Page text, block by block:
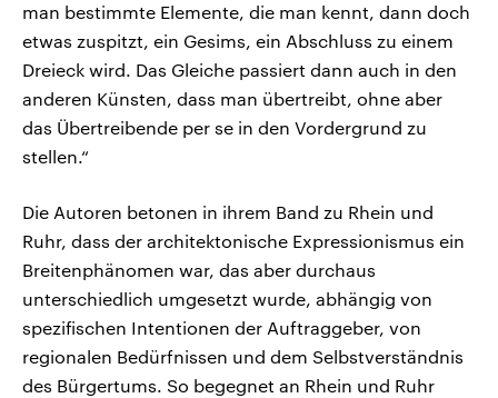
man bestimmte Elemente, die man kennt, dann doch
etwas zuspitzt, ein Gesims, ein Abschluss zu einem
Dreieck wird. Das Gleiche passiert dann auch in den
anderen Künsten, dass man übertreibt, ohne aber
das Übertreibende per se in den Vordergrund zu
stellen.“
Die Autoren betonen in ihrem Band zu Rhein und
Ruhr, dass der architektonische Expressionismus ein
Breitenphänomen war, das aber durchaus
unterschiedlich umgesetzt wurde, abhängig von
spezifischen Intentionen der Auftraggeber, von
regionalen Bedürfnissen und dem Selbstverständnis
des Bürgertums. So begegnet an Rhein und Ruhr